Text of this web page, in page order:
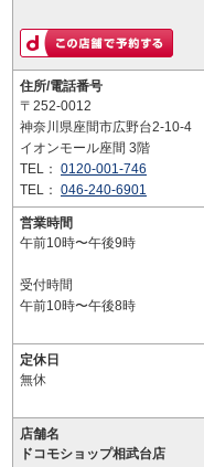
住所/電話番号
〒252-0012
神奈川県座間市広野台2-10-4
イオンモール座間 3階
TEL： 0120-001-746
TEL： 046-240-6901
営業時間
午前10時〜午後9時
受付時間
午前10時〜午後8時
定休日
無休
店舗名
ドコモショップ相武台店